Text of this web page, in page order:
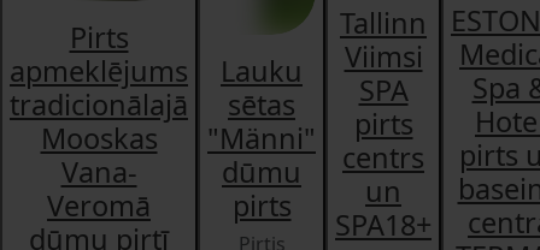
Pirts
apmeklējums
tradicionālajā
Mooskas
Vana-
Veromā
dūmu pirtī
Lauku
sētas
"Männi"
dūmu
pirts
Pirtis
Tallinn
Viimsi
SPA
pirts
centrs
un
SPA18+
Spa
pirts